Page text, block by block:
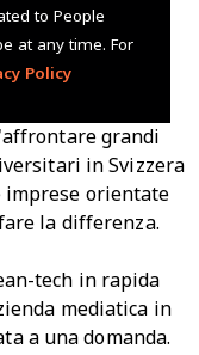
to People
at any time. For
Policy
grandi
in Svizzera
imprese orientate
la differenza.
tech in rapida
mediatica in
a una domanda.